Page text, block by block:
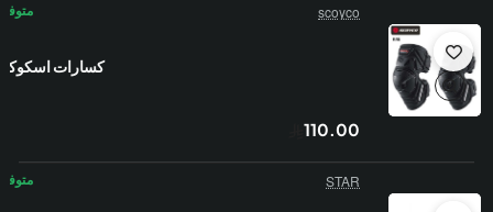
scoyco
كسارات اسكوكو
110.00
STAR